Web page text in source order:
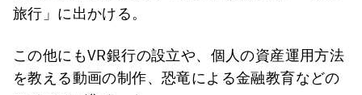
旅行」に出かける。
この他にもVR銀行の設立や、個人の資産運用方法
を教える動画の制作、恐竜による金融教育などの